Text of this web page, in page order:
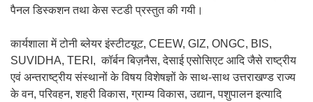
पैनल डिस्कशन तथा केस स्टडी प्रस्तुत की गयी।
कार्यशाला में टोनी ब्लेयर इंस्टीटयूट, CEEW, GIZ, ONGC, BIS,
SUVIDHA, TERI, कॉर्बन बिज़नैस, देसाई एसोसिएट आदि जैसे राष्ट्रीय
एवं अन्तराष्ट्रीय संस्थानों के विषय विशेषज्ञों के साथ-साथ उत्तराखण्ड राज्य
के वन, परिवहन, शहरी विकास, ग्राम्य विकास, उद्यान, पशुपालन इत्यादि